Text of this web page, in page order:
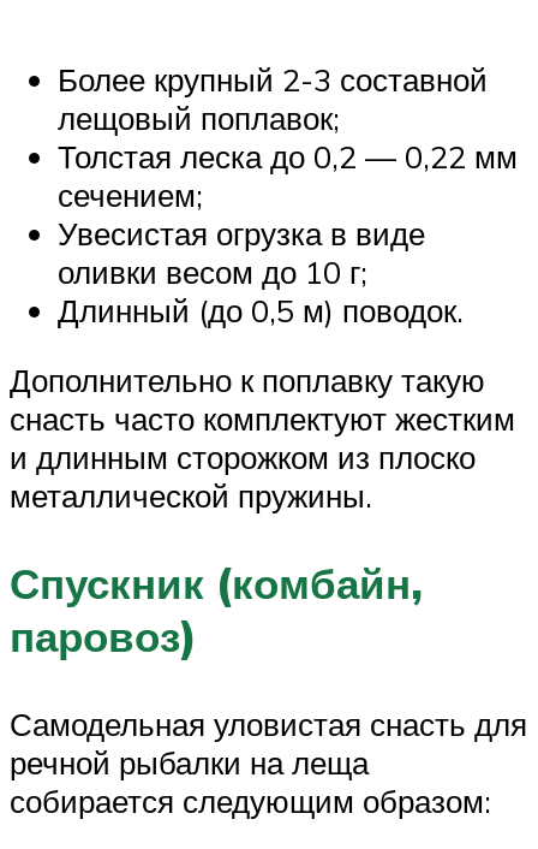
Более крупный 2-3 составной
лещовый поплавок;
Толстая леска до 0,2 — 0,22 мм
сечением;
Увесистая огрузка в виде
оливки весом до 10 г;
Длинный (до 0,5 м) поводок.
Дополнительно к поплавку такую
снасть часто комплектуют жестким
и длинным сторожком из плоско
металлической пружины.
Спускник (комбайн,
паровоз)
Самодельная уловистая снасть для
речной рыбалки на леща
собирается следующим образом: